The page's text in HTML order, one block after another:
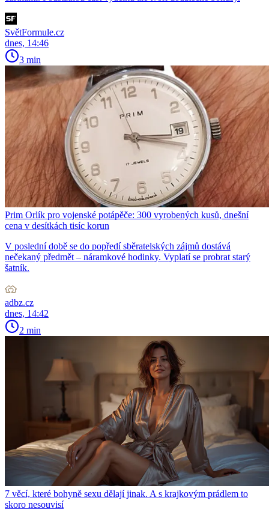
SvětFormule.cz
dnes, 14:46
3 min
Prim Orlík pro vojenské potápěče: 300 vyrobených kusů, dnešní
cena v desítkách tisíc korun
V poslední době se do popředí sběratelských zájmů dostává
nečekaný předmět – náramkové hodinky. Vyplatí se probrat starý
šatník.
adbz.cz
dnes, 14:42
2 min
7 věcí, které bohyně sexu dělají jinak. A s krajkovým prádlem to
skoro nesouvisí